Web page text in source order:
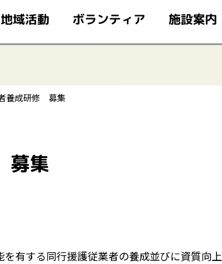
地域活動 ボランティア 施設案内
養成研修 募集
募集
有する同行援護従業者の養成並びに資質向上